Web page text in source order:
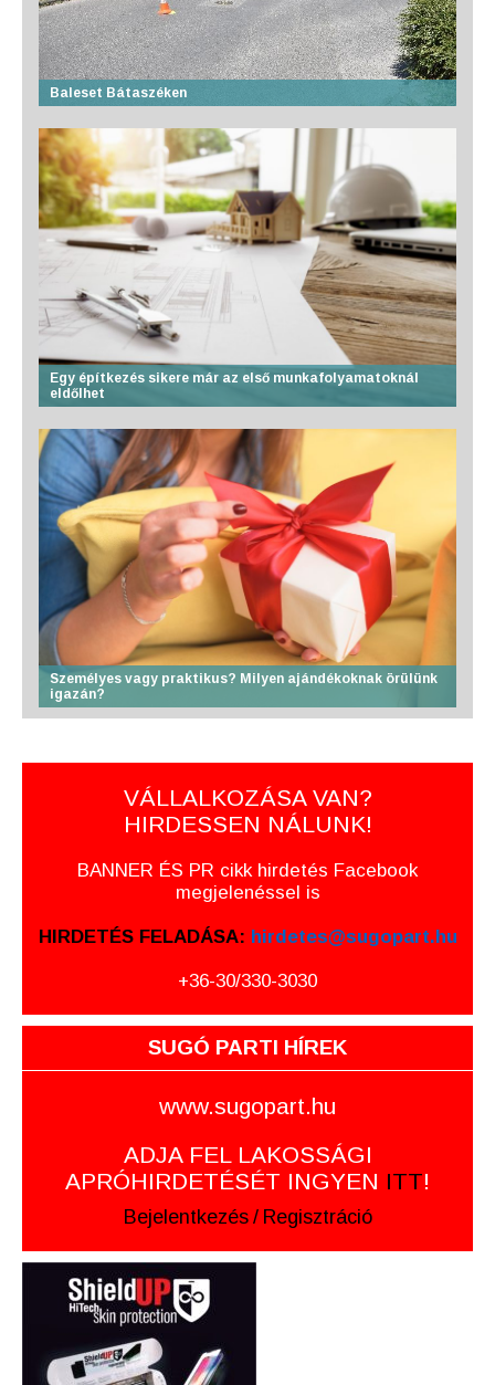
Baleset Bátaszéken
Egy építkezés sikere már az első munkafolyamatoknál
eldőlhet
Személyes vagy praktikus? Milyen ajándékoknak örülünk
igazán?
VÁLLALKOZÁSA VAN?
HIRDESSEN NÁLUNK!
BANNER ÉS PR cikk hirdetés Facebook
megjelenéssel is
HIRDETÉS FELADÁSA: hirdetes@sugopart.hu
+36-30/330-3030
SUGÓ PARTI HÍREK
www.sugopart.hu
ADJA FEL LAKOSSÁGI
APRÓHIRDETÉSÉT INGYEN ITT!
Bejelentkezés / Regisztráció